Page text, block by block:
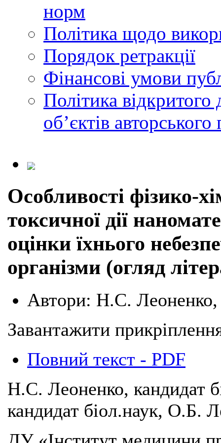
норм
Політика щодо
Порядок ретракції
Фінансові умови
Політика
обʼєктів авторського
Особливості фізико-
токсичної дії
оцінки їхнього
організми (огляд
Автори: Н.С.
Завантажити
Повний текст - PDF
Н.С. Леоненко, кандидат
кандидат біол.наук, О.Б.